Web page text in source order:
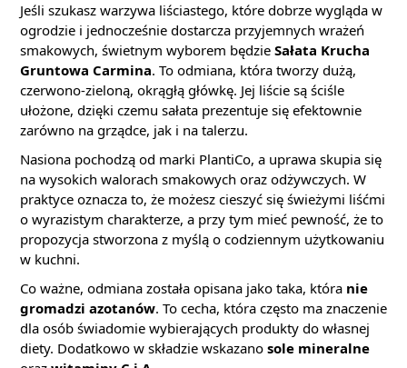
Jeśli szukasz warzywa liściastego, które dobrze wygląda w
ogrodzie i jednocześnie dostarcza przyjemnych wrażeń
smakowych, świetnym wyborem będzie Sałata Krucha
Gruntowa Carmina. To odmiana, która tworzy dużą,
czerwono-zieloną, okrągłą główkę. Jej liście są ściśle
ułożone, dzięki czemu sałata prezentuje się efektownie
zarówno na grządce, jak i na talerzu.
Nasiona pochodzą od marki PlantiCo, a uprawa skupia się
na wysokich walorach smakowych oraz odżywczych. W
praktyce oznacza to, że możesz cieszyć się świeżymi liśćmi
o wyrazistym charakterze, a przy tym mieć pewność, że to
propozycja stworzona z myślą o codziennym użytkowaniu
w kuchni.
Co ważne, odmiana została opisana jako taka, która nie
gromadzi azotanów. To cecha, która często ma znaczenie
dla osób świadomie wybierających produkty do własnej
diety. Dodatkowo w składzie wskazano sole mineralne